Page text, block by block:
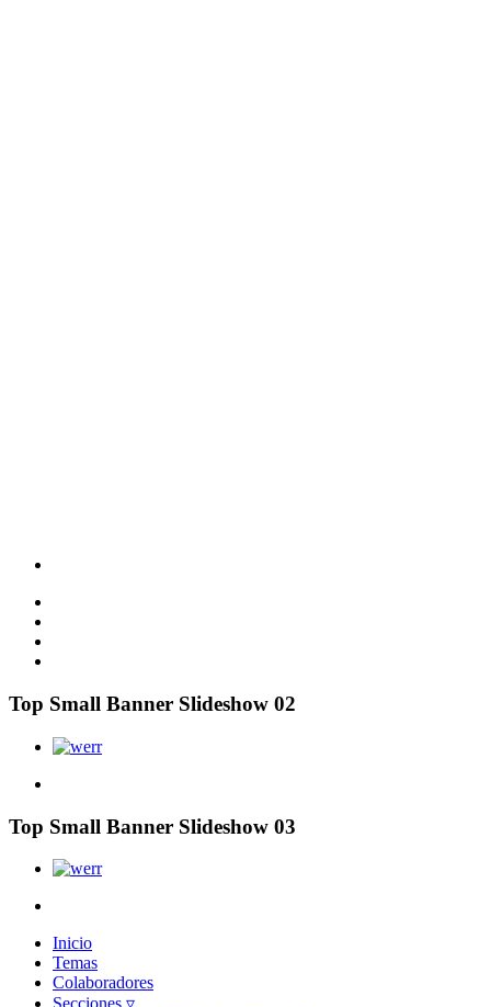
Top Small Banner Slideshow 02
Top Small Banner Slideshow 03
Inicio
Temas
Colaboradores